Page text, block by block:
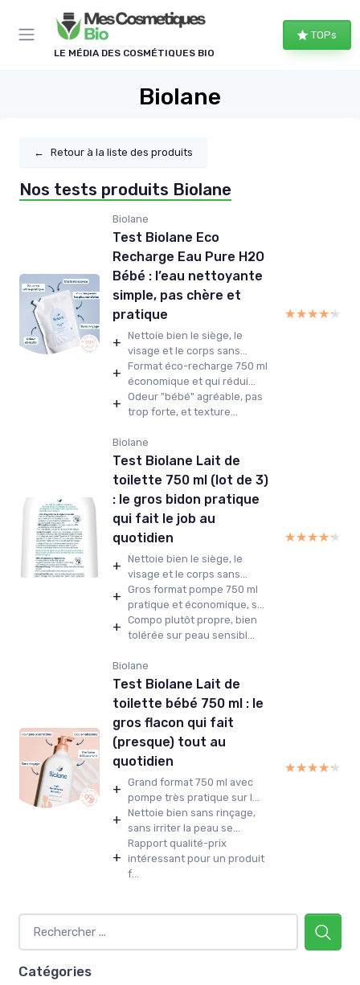
LE MÉDIA DES COSMÉTIQUES BIO
TOPs
Biolane
← Retour à la liste des produits
Nos tests produits Biolane
Biolane
Test Biolane Eco
Recharge Eau Pure H2O
Bébé : l’eau nettoyante
simple, pas chère et
pratique
+ Nettoie bien le siège, le
visage et le corps sans...
+ Format éco-recharge 750 ml
économique et qui rédui...
+ Odeur "bébé" agréable, pas
trop forte, et texture...
★★★★★
★★★★★
Biolane
Test Biolane Lait de
toilette 750 ml (lot de 3)
: le gros bidon pratique
qui fait le job au
quotidien
+ Nettoie bien le siège, le
visage et le corps sans...
+ Gros format pompe 750 ml
pratique et économique, s...
+ Compo plutôt propre, bien
tolérée sur peau sensibl...
★★★★★
★★★★★
Biolane
Test Biolane Lait de
toilette bébé 750 ml : le
gros flacon qui fait
(presque) tout au
quotidien
+ Grand format 750 ml avec
pompe très pratique sur l...
+ Nettoie bien sans rinçage,
sans irriter la peau se...
+
Rapport qualité-prix
intéressant pour un produit
f...
★★★★★
★★★★★
Catégories
Panneau de gestion des cookies